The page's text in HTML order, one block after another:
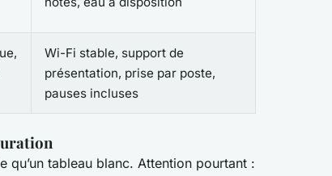
Wi-Fi stable, support de
présentation, prise par poste,
pauses incluses
qu’un tableau blanc. Attention pourtant :